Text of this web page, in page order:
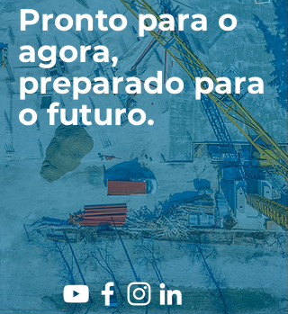
Pronto para o
agora,
preparado para
o futuro.